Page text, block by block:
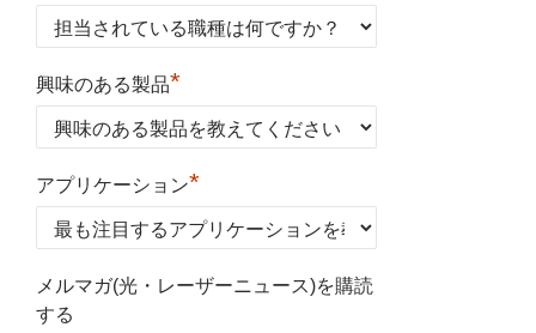
興味のある製品*
アプリケーション*
メルマガ(光・レーザーニュース)を購読
する